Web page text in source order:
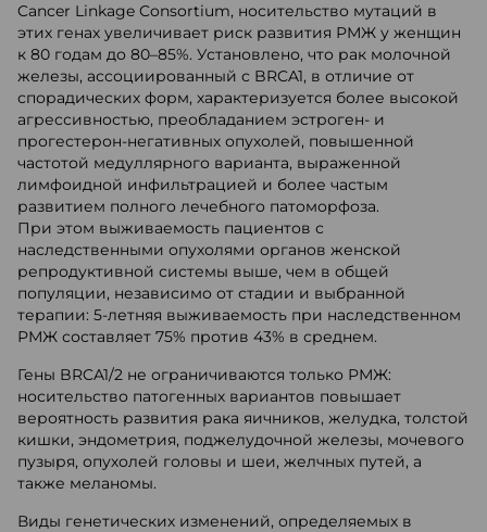
Cancer Linkage Consortium, носительство мутаций в
этих генах увеличивает риск развития РМЖ у женщин
к 80 годам до 80–85%. Установлено, что рак молочной
железы, ассоциированный с BRCA1, в отличие от
спорадических форм, характеризуется более высокой
агрессивностью, преобладанием эстроген- и
прогестерон-негативных опухолей, повышенной
частотой медуллярного варианта, выраженной
лимфоидной инфильтрацией и более частым
развитием полного лечебного патоморфоза.
При этом выживаемость пациентов с
наследственными опухолями органов женской
репродуктивной системы выше, чем в общей
популяции, независимо от стадии и выбранной
терапии: 5-летняя выживаемость при наследственном
РМЖ составляет 75% против 43% в среднем.
Гены BRCA1/2 не ограничиваются только РМЖ:
носительство патогенных вариантов повышает
вероятность развития рака яичников, желудка, толстой
кишки, эндометрия, поджелудочной железы, мочевого
пузыря, опухолей головы и шеи, желчных путей, а
также меланомы.
Виды генетических изменений, определяемых в